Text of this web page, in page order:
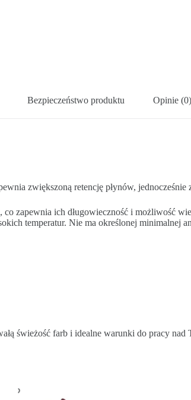
Bezpieczeństwo produktu Opinie (0)
zwiększoną retencję płynów, jednocześnie
zapewnia ich długowieczność i możliwość
temperatur. Nie ma określonej minimalnej
świeżość farb i idealne warunki do pracy